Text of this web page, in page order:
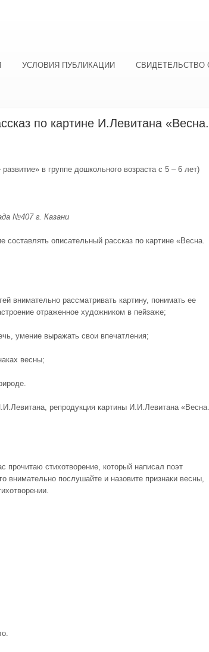
УСЛОВИЯ ПУБЛИКАЦИИ СВИДЕТЕЛЬСТВО
по картине И.Левитана «Весна.
в группе дошкольного возраста с 5 – 6 лет)
№407 г. Казани
составлять описательный рассказ по картине «Весна.
внимательно рассматривать картину, понимать ее
отраженное художником в пейзаже;
умение выражать свои впечатления;
весны;
репродукция картины И.И.Левитана «Весна.
прочитаю стихотворение, который написал поэт
послушайте и назовите признаки весны,